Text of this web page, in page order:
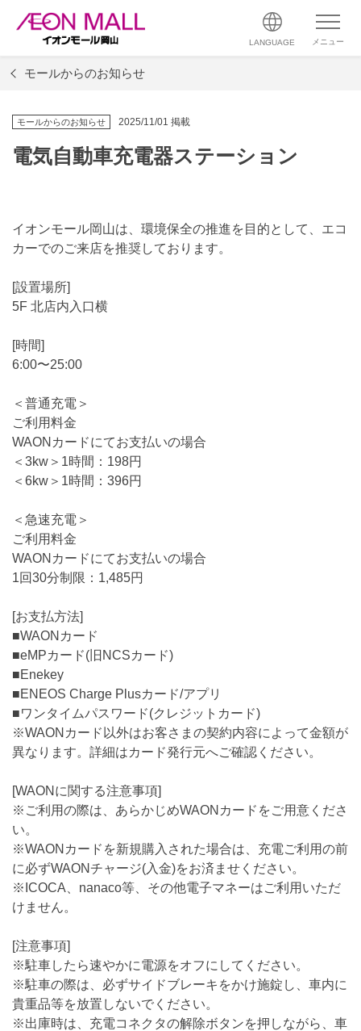
LANGUAGE メニュー
モールからのお知らせ
モールからのお知らせ 2025/11/01 掲載
電気自動車充電器ステーション
イオンモール岡山は、環境保全の推進を目的として、エコ
カーでのご来店を推奨しております。
[設置場所]
5F 北店内入口横
[時間]
6:00〜25:00
＜普通充電＞
ご利用料金
WAONカードにてお支払いの場合
＜3kw＞1時間：198円
＜6kw＞1時間：396円
＜急速充電＞
ご利用料金
WAONカードにてお支払いの場合
1回30分制限：1,485円
[お支払方法]
■WAONカード
■eMPカード(旧NCSカード)
■Enekey
■ENEOS Charge Plusカード/アプリ
■ワンタイムパスワード(クレジットカード)
※WAONカード以外はお客さまの契約内容によって金額が
異なります。詳細はカード発行元へご確認ください。
[WAONに関する注意事項]
※ご利用の際は、あらかじめWAONカードをご用意くださ
い。
※WAONカードを新規購入された場合は、充電ご利用の前
に必ずWAONチャージ(入金)をお済ませください。
※ICOCA、nanaco等、その他電子マネーはご利用いただ
けません。
[注意事項]
※駐車したら速やかに電源をオフにしてください。
※駐車の際は、必ずサイドブレーキをかけ施錠し、車内に
貴重品等を放置しないでください。
※出庫時は、充電コネクタの解除ボタンを押しながら、車